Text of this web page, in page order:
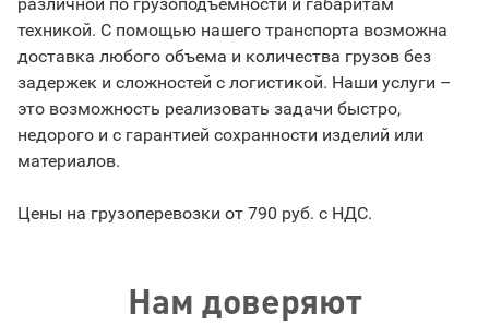
техникой. С помощью нашего транспорта возможна
доставка любого объема и количества грузов без
задержек и сложностей с логистикой. Наши услуги –
это возможность реализовать задачи быстро,
недорого и с гарантией сохранности изделий или
материалов.
Цены на грузоперевозки от 790 руб. с НДС.
Нам доверяют